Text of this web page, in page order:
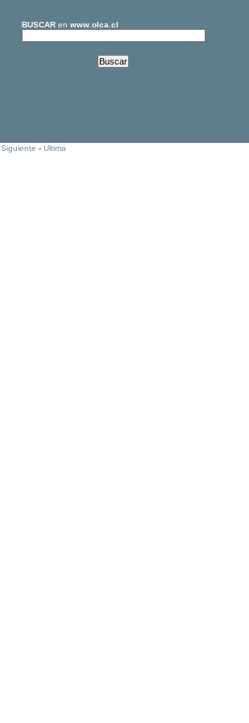
BUSCARen www.olca.cl
Siguiente - Ultima